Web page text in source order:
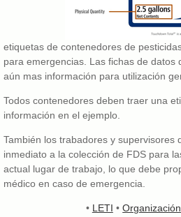
etiquetas de contenedores de
para emergencias. Las fichas de datos
aún mas información para utilización
Todos contenedores deben traer una
información en el ejemplo.
También los trabadores y supervisores
inmediato a la colección de FDS para
actual lugar de trabajo, lo que debe
médico en caso de emergencia.
• LETI • Organización